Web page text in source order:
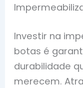
Investir na
botas é
durabilidade
merecem.